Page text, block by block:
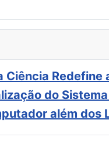
do
além dos